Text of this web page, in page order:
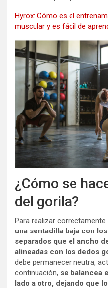
Hyrox: Cómo es el
muscular y es fácil de
¿Cómo se
del gorila?
Para realizar correctamente
una sentadilla baja con
separados que el ancho
alineadas con los dedos
debe permanecer neutra,
continuación, se balancea
lado a otro, dejando que